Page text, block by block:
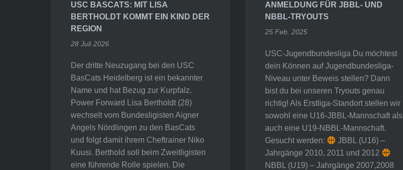
USC BASCATS: MIT LISA
BERTHOLDT KOMMT EIN KIND DER
REGION
28 Juli 2026
Der dritte Neuzugang bei den USC
BasCats Heidelberg ist ein bekannter
Name und hat Bezug zur Kurpfalz.
Power Forward Lisa Bertholdt (28)
wechselt vom Bundesligisten Aigner
Angels Nördlingen zu den BasCats
und folgt damit ihrem Cheftrainer Niko
Kuusi. Berthold soll beim Zweitligisten
eine führende Rolle spielen. Die
ANMELDUNG FÜR JBBL- UND
NBBL-TRYOUTS
25 Feb. 2025
USC-Jugendbundesliga Du möchtest
dein Können auf Jugendbundesliga-
Niveau unter Beweis stellen? Dann
bist du bei unseren Tryouts genau
richtig! Als Erstliga-Standort stellen wir
sowohl eine U16-JBBL-Mannschaft als
auch eine U19-NBBL-Mannschaft.
Gesucht werden:
JBBL (U16) –
Jahrgänge 2010, 2011 und 2012
NBBL (U19) – Jahrgänge 2007,2008